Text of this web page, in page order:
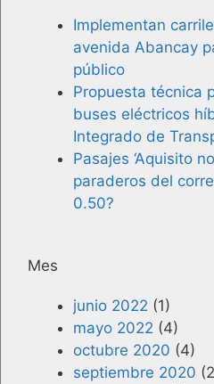
Implementan
avenida Abancay
público
Propuesta técnica
buses eléctricos
Integrado de
Pasajes ‘Aquisito
paraderos del
0.50?
Mes
junio 2022 (1)
mayo 2022 (4)
octubre 2020 (4)
septiembre 2020